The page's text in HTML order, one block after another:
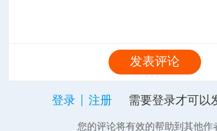
发表评论
登录 注册 需要登录才可以
您的评论将有效的帮助到其他作